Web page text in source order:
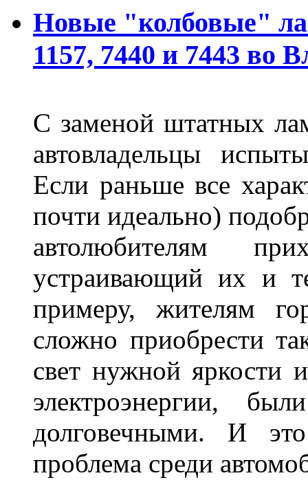
Новые "колбовые"
1157, 7440 и 7443 во
С заменой штатных
автовладельцы
Если раньше все
почти идеально)
автолюбителям
устраивающий их и
примеру, жителям
сложно приобрести
свет нужной яркости
электроэнергии,
долговечными. И
проблема среди